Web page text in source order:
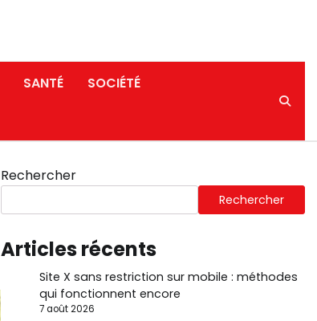
SANTÉ
SOCIÉTÉ
Rechercher
Rechercher
Articles récents
Site X sans restriction sur mobile : méthodes
qui fonctionnent encore
7 août 2026